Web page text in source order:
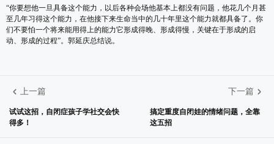
“你要想他一旦具备这个能力，以后各种会场他基本上都没有问题，他花几个月甚
至几年习得这个能力，在他接下来生命当中的几十年里这个能力就都具备了。你
们不要怕一个将来能用得上的能力它形成得晚、形成得慢，关键在于形成的启
动、形成的过程”。郭延庆总结说。
上一篇
试试这招，自闭症孩子学社交会快
得多！
下一篇
搞定重度自闭娃的情绪问题，全靠
这五招